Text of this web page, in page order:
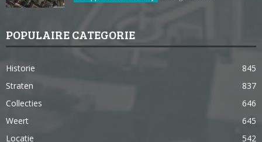
POPULAIRE CATEGORIE
Historie
845
Straten
837
Collecties
646
Weert
645
Locatie
542